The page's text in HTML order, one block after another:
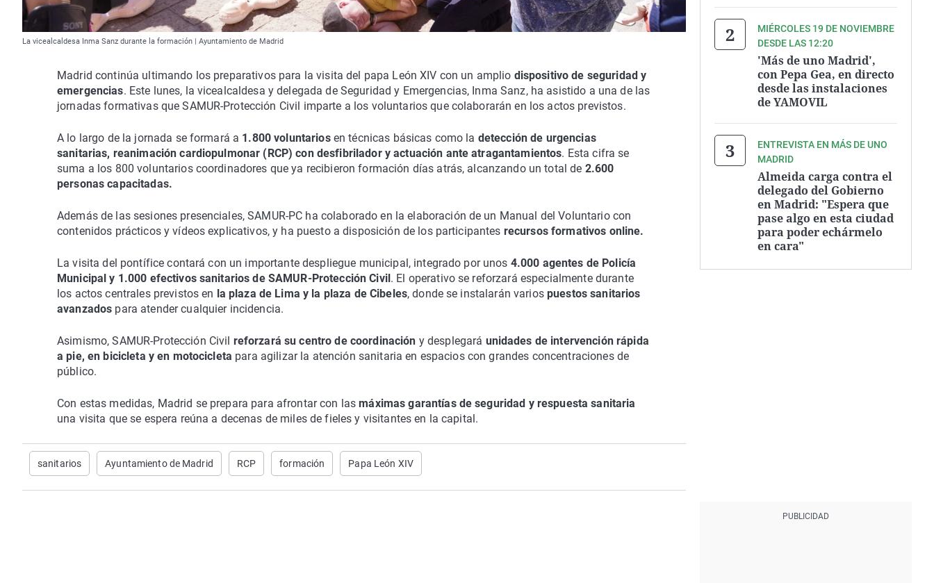
La vicealcaldesa Inma Sanz durante la formación | Ayuntamiento de Madrid
Madrid continúa ultimando los preparativos para la visita del papa León XIV con un amplio dispositivo de seguridad y
emergencias. Este lunes, la vicealcaldesa y delegada de Seguridad y Emergencias, Inma Sanz, ha asistido a una de las
jornadas formativas que SAMUR-Protección Civil imparte a los voluntarios que colaborarán en los actos previstos.
A lo largo de la jornada se formará a 1.800 voluntariosen técnicas básicas como la detección de urgencias
sanitarias, reanimación cardiopulmonar (RCP) con desfibrilador y actuación ante atragantamientos. Esta cifra se
suma a los 800 voluntarios coordinadores que ya recibieron formación días atrás, alcanzando un total de 2.600
personas capacitadas.
Además de las sesiones presenciales, SAMUR-PC ha colaborado en la elaboración de un Manual del Voluntario con
contenidos prácticos y vídeos explicativos, y ha puesto a disposición de los participantes recursos formativos online.
La visita del pontífice contará con un importante despliegue municipal, integrado por unos 4.000 agentes de Policía
Municipal y 1.000 efectivos sanitarios de SAMUR-Protección Civil . El operativo se reforzará especialmente durante
los actos centrales previstos en la plaza de Lima y la plaza de Cibeles, donde se instalarán variospuestos sanitarios
avanzados para atender cualquier incidencia.
Asimismo, SAMUR-Protección Civil reforzará su centro de coordinación y desplegará unidades de intervención rápida
a pie, en bicicleta y en motocicleta para agilizar la atención sanitaria en espacios con grandes concentraciones de
público.
Con estas medidas, Madrid se prepara para afrontar con lasmáximas garantías de seguridad y respuesta sanitaria
una visita que se espera reúna a decenas de miles de fieles y visitantes en la capital.
sanitarios Ayuntamiento de Madrid RCP formación Papa León XIV
MIÉRCOLES 19 DE NOVIEMBRE
DESDE LAS 12:20
'Más de uno Madrid',
con Pepa Gea, en directo
desde las instalaciones
de YAMOVIL
ENTREVISTA EN MÁS DE UNO
MADRID
Almeida carga contra el
delegado del Gobierno
en Madrid: "Espera que
pase algo en esta ciudad
para poder echármelo
en cara"